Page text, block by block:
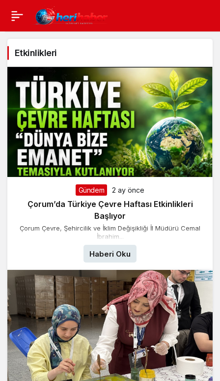
Etkinlikleri
Gündem 2 ay önce
Çorum’da Türkiye Çevre Haftası Etkinlikleri
Başlıyor
Çorum Çevre, Şehircilik ve İklim Değişikliği İl Müdürü Cemal
İbrahim...
Haberi Oku